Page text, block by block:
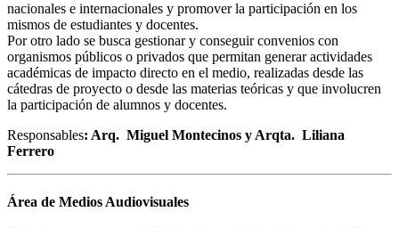
nacionales e internacionales y promover la participación en los
mismos de estudiantes y docentes.
Por otro lado se busca gestionar y conseguir convenios con
organismos públicos o privados que permitan generar actividades
académicas de impacto directo en el medio, realizadas desde las
cátedras de proyecto o desde las materias teóricas y que involucren
la participación de alumnos y docentes.
Responsables: Arq. Miguel Montecinos y Arqta. Liliana
Ferrero
Área de Medios Audiovisuales